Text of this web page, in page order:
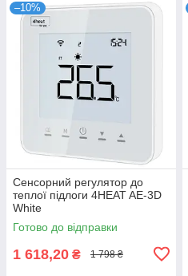
–10%
Сенсорний регулятор до
теплої підлоги 4HEAT AE-3D
White
Готово до відправки
1 618,20 ₴ 1 798 ₴